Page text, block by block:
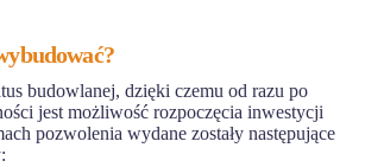
budowlanej, dzięki czemu od razu po
jest możliwość rozpoczęcia inwestycji
pozwolenia wydane zostały następujące